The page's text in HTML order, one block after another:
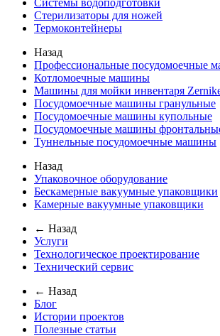
Системы водоподготовки
Стерилизаторы для ножей
Термоконтейнеры
Назад
Профессиональные посудомоечные
Котломоечные машины
Машины для мойки инвентаря
Посудомоечные машины гранульные
Посудомоечные машины купольные
Посудомоечные машины
Туннельные посудомоечные машины
Назад
Упаковочное оборудование
Бескамерные вакуумные упаковщики
Камерные вакуумные упаковщики
← Назад
Услуги
Технологическое проектирование
Технический сервис
← Назад
Блог
Истории проектов
Полезные статьи